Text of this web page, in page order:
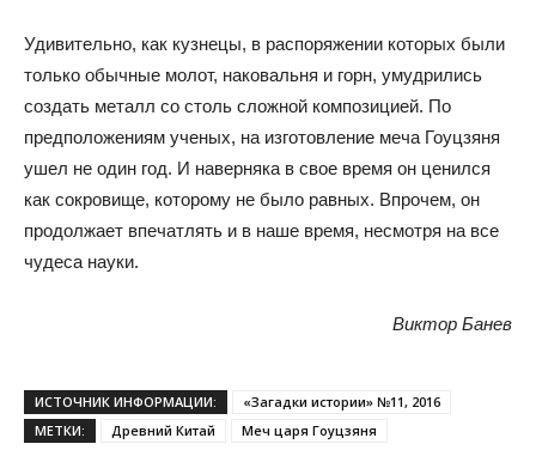
Удивительно, как кузнецы, в распоряжении которых были
только обычные молот, наковальня и горн, умудрились
создать металл со столь сложной композицией. По
предположениям ученых, на изготовление меча Гоуцзяня
ушел не один год. И наверняка в свое время он ценился
как сокровище, которому не было равных. Впрочем, он
продолжает впечатлять и в наше время, несмотря на все
чудеса науки.
Виктор Банев
ИСТОЧНИК ИНФОРМАЦИИ:
«Загадки истории» №11, 2016
МЕТКИ:
Древний Китай Меч царя Гоуцзяня